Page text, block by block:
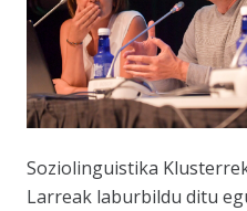
Soziolinguistika
Larreak laburbildu ditu